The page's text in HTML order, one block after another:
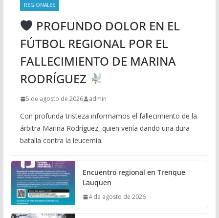
REGIONALES
PROFUNDO DOLOR EN EL
FÚTBOL REGIONAL POR EL
FALLECIMIENTO DE MARINA
RODRÍGUEZ
5 de agosto de 2026 admin
Con profunda tristeza informamos el fallecimiento de la
árbitra Marina Rodríguez, quien venía dando una dura
batalla contra la leucemia.
Encuentro regional en Trenque
Lauquen
4 de agosto de 2026